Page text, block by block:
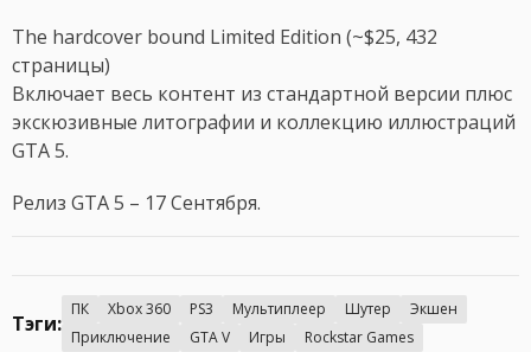
The hardcover bound Limited Edition (~$25, 432
страницы)
Включает весь контент из стандартной версии плюс
экскюзивные литографии и коллекцию иллюстраций
GTA 5.
Релиз GTA 5 – 17 Сентября.
Тэги:
ПК Xbox 360 PS3 Мультиплеер Шутер
Экшен
Приключение
GTA V Игры Rockstar Games